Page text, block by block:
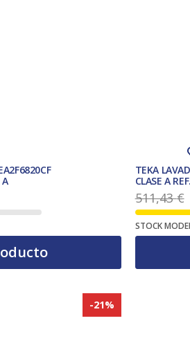
A
TEKA
CLASE A
511,43€
STOCK
-21%